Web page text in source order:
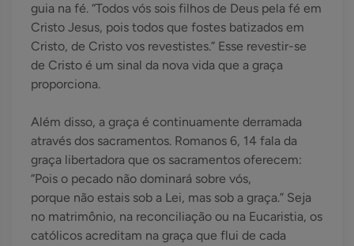
guia na fé. “Todos vós sois filhos de Deus pela fé em
Cristo Jesus, pois todos que fostes batizados em
Cristo, de Cristo vos revestistes.” Esse revestir-se
de Cristo é um sinal da nova vida que a graça
proporciona.
Além disso, a graça é continuamente derramada
através dos sacramentos. Romanos 6, 14 fala da
graça libertadora que os sacramentos oferecem:
“Pois o pecado não dominará sobre vós,
porque não estais sob a Lei, mas sob a graça.” Seja
no matrimônio, na reconciliação ou na Eucaristia, os
católicos acreditam na graça que flui de cada